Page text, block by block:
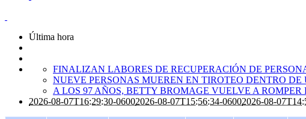
Última hora
FINALIZAN LABORES DE RECUPERACIÓN DE
NUEVE PERSONAS MUEREN EN TIROTEO DENTRO
A LOS 97 AÑOS, BETTY BROMAGE VUELVE A
2026-08-07T16:29:30-06002026-08-07T15:56:34-06002026-08-